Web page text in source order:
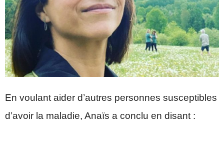
En voulant aider d’autres personnes susceptibles
d’avoir la maladie, Anaïs a conclu en disant :